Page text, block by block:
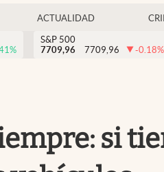
ACTUALIDAD
%
S&P 500
7709,96
7709,96 -0.18%
si